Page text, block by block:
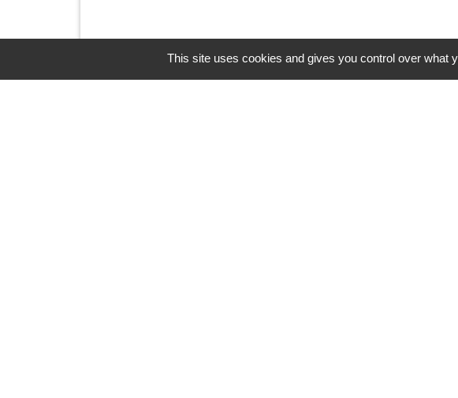
This site uses cookies and gives you control over what